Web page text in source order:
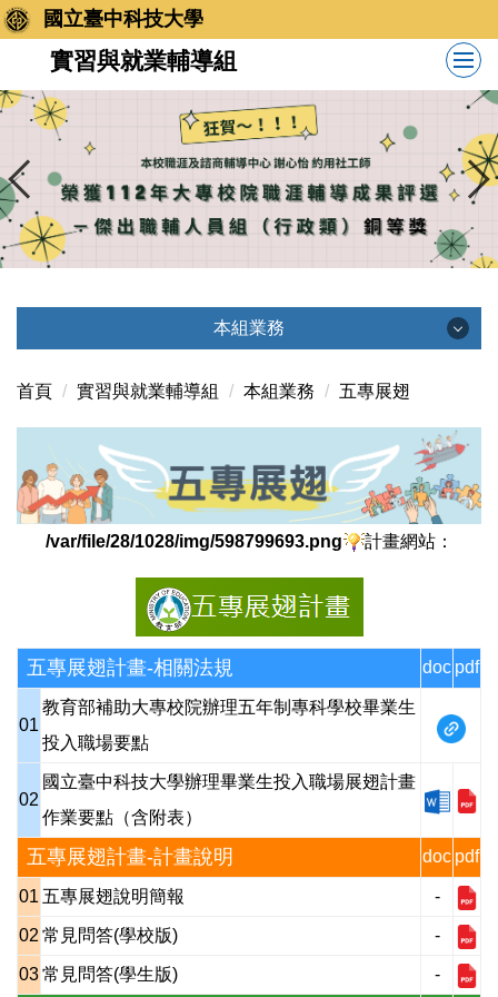
跳
到
要
區
國立臺中科技大學
實習與就業輔導組
本組業務
本組業務
校外實習
業界導師
五專展翅
職輔老師
職涯諮詢
職場見習
技能檢定(會丙)
校園徵才與就業
首頁 實習與就業輔導組 本組業務 五專展翅
/var/file/28/1028/img/598799693.png 計畫網站：
五專展翅計畫-相關法規 doc pdf
01
教育部補助大專校院辦理五年制專科學校畢業生
投入職場要點
02
國立臺中科技大學辦理畢業生投入職場展翅計畫
作業要點（含附表）
五專展翅計畫-計畫說明 doc pdf
01 五專展翅說明簡報 -
02 常見問答(學校版) -
03常見問答(學生版) -